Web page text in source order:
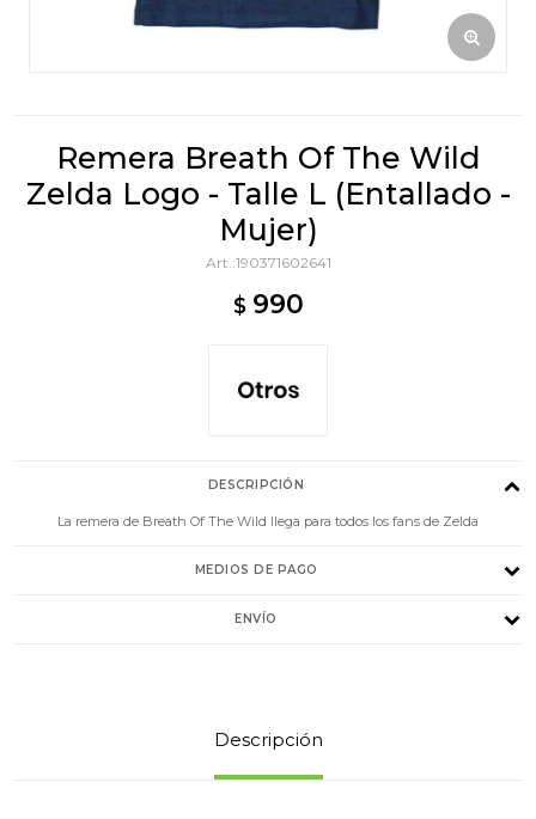
Remera Breath Of The Wild
Zelda Logo - Talle L (Entallado -
Mujer)
190371602641
$ 990
DESCRIPCIÓN
La remera de Breath Of The Wild llega para todos los fans de Zelda
MEDIOS DE PAGO
ENVÍO
Descripción